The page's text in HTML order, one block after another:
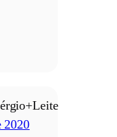
2020